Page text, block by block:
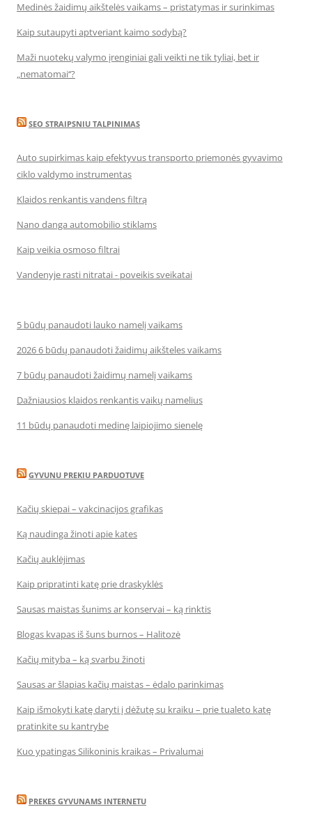
Medinės žaidimų aikštelės vaikams – pristatymas ir surinkimas
Kaip sutaupyti aptveriant kaimo sodybą?
Maži nuotekų valymo įrenginiai gali veikti ne tik tyliai, bet ir
„nematomai‘‘?
SEO STRAIPSNIU TALPINIMAS
Auto supirkimas kaip efektyvus transporto priemonės gyvavimo
ciklo valdymo instrumentas
Klaidos renkantis vandens filtrą
Nano danga automobilio stiklams
Kaip veikia osmoso filtrai
Vandenyje rasti nitratai - poveikis sveikatai
5 būdų panaudoti lauko namelį vaikams
2026 6 būdų panaudoti žaidimų aikšteles vaikams
7 būdų panaudoti žaidimų namelį vaikams
Dažniausios klaidos renkantis vaikų namelius
11 būdų panaudoti medinę laipiojimo sienelę
GYVUNU PREKIU PARDUOTUVE
Kačių skiepai – vakcinacijos grafikas
Ką naudinga žinoti apie kates
Kačių auklėjimas
Kaip pripratinti katę prie draskyklės
Sausas maistas šunims ar konservai – ką rinktis
Blogas kvapas iš šuns burnos – Halitozė
Kačių mityba – ką svarbu žinoti
Sausas ar šlapias kačių maistas – ėdalo parinkimas
Kaip išmokyti katę daryti į dėžutę su kraiku – prie tualeto katę
pratinkite su kantrybe
Kuo ypatingas Silikoninis kraikas – Privalumai
PREKES GYVUNAMS INTERNETU